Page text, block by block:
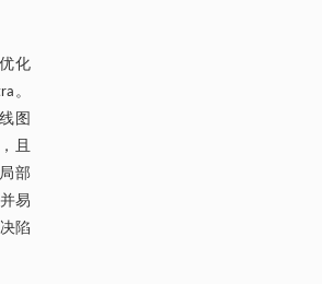
化
。
图
且
部
易
陷